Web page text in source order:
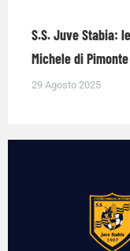
S.S. Juve Stabia:
Michele di Pimonte
29 Agosto 2025